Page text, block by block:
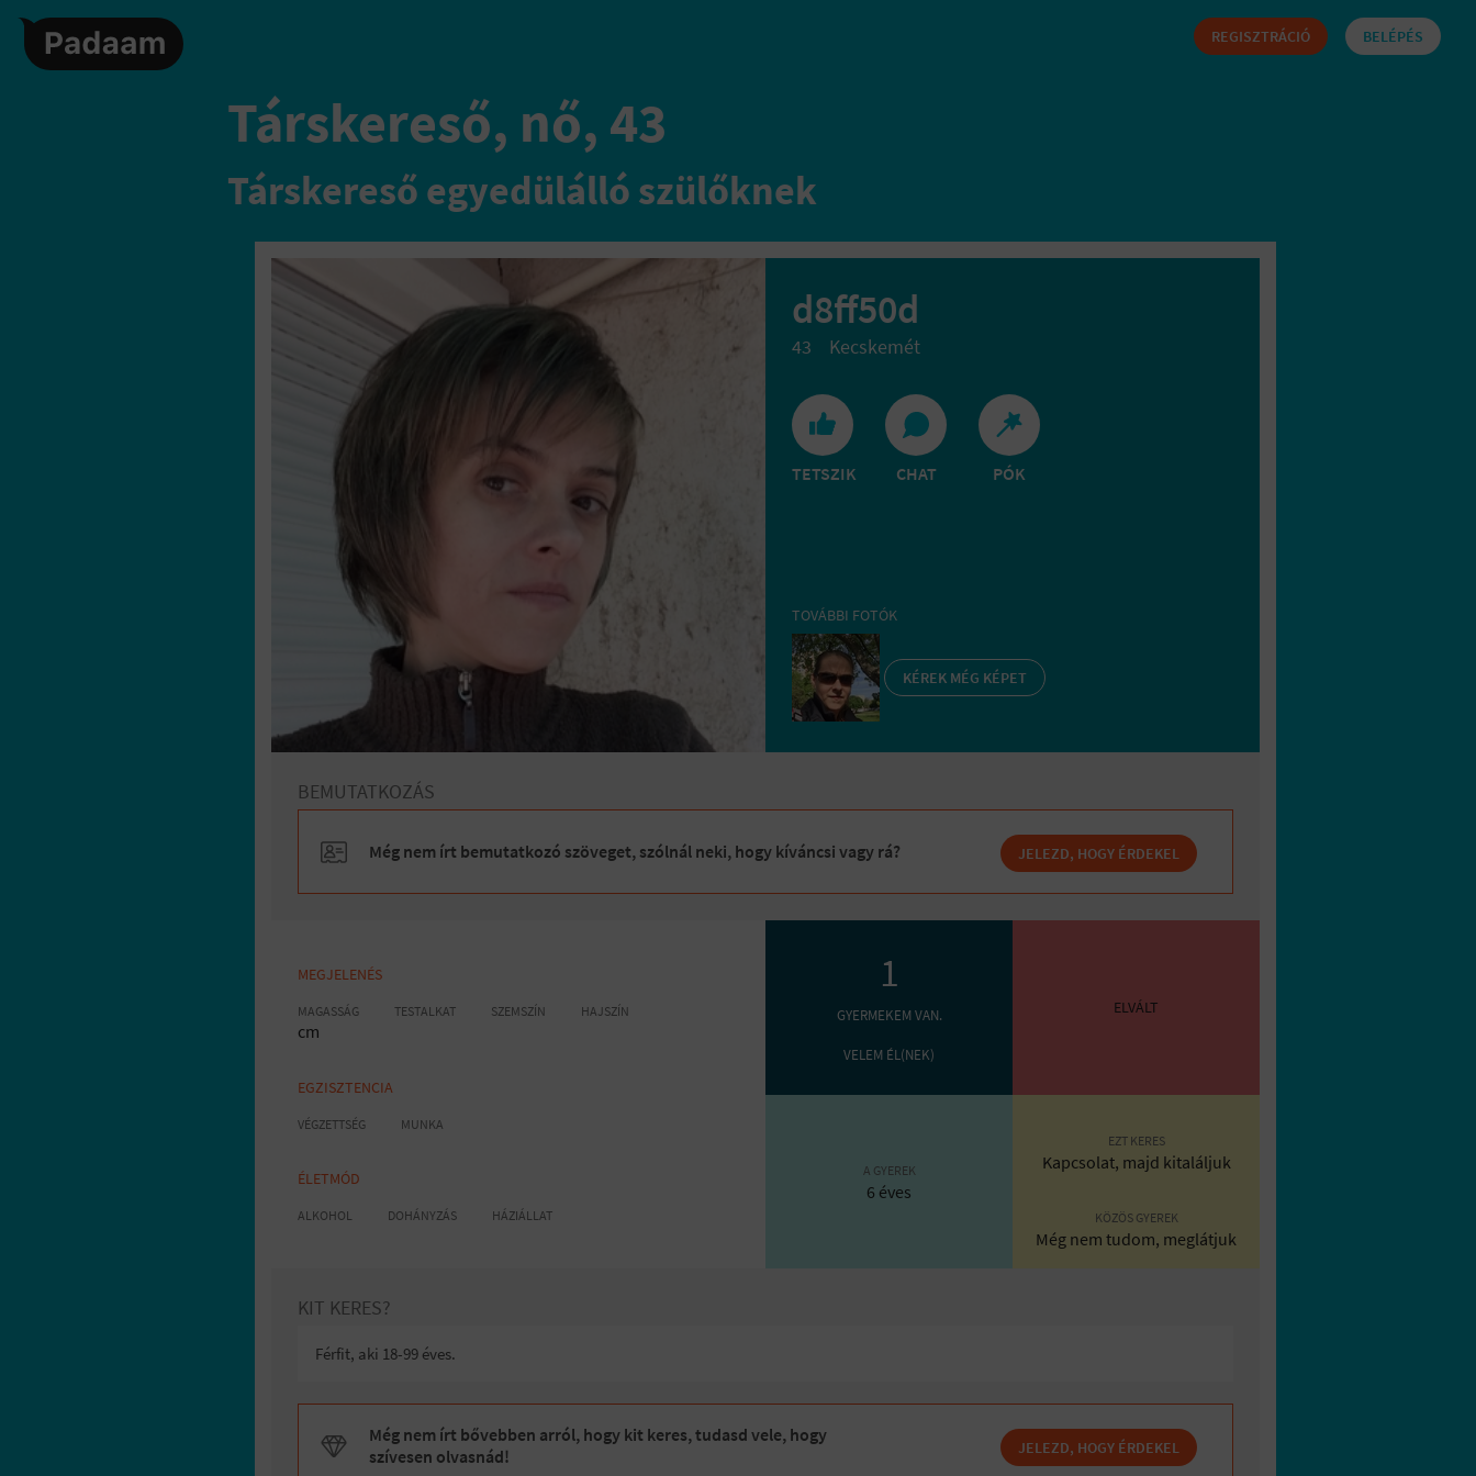
BELÉPÉS
REGISZTRÁCIÓ
Társkereső, nő, 43
Társkereső egyedülálló szülőknek
d8ff50d
43 Kecskemét
TETSZIK CHAT PÓK
TOVÁBBI FOTÓK
KÉREK MÉG KÉPET
BEMUTATKOZÁS
Még nem írt bemutatkozó szöveget, szólnál neki, hogy kíváncsi vagy rá? JELEZD, HOGY ÉRDEKEL
MEGJELENÉS
MAGASSÁG
cm
TESTALKAT SZEMSZÍN HAJSZÍN
EGZISZTENCIA
VÉGZETTSÉG MUNKA
ÉLETMÓD
ALKOHOL DOHÁNYZÁS HÁZIÁLLAT
1
GYERMEKEM VAN.
VELEM ÉL(NEK)
A GYEREK
6 éves
ELVÁLT
EZT KERES
Kapcsolat, majd kitaláljuk
KÖZÖS GYEREK
Még nem tudom, meglátjuk
KIT KERES?
Férfit, aki 18-99 éves.
Még nem írt bővebben arról, hogy kit keres, tudasd vele, hogy
szívesen olvasnád!
JELEZD, HOGY ÉRDEKEL